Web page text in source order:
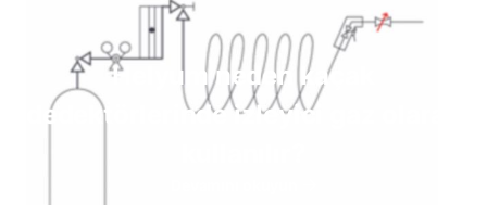
Helyum neden kaçak
dedektörlerinde izleyici gaz olarak